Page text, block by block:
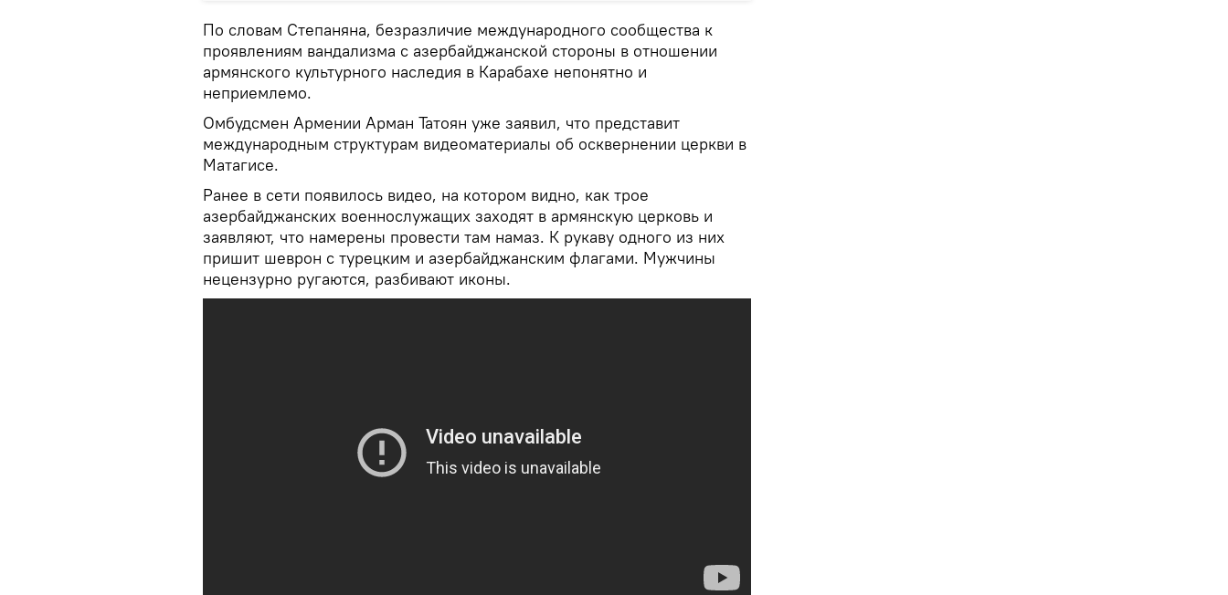
По словам Степаняна, безразличие международного сообщества к
проявлениям вандализма с азербайджанской стороны в отношении
армянского культурного наследия в Карабахе непонятно и
неприемлемо.
Омбудсмен Армении Арман Татоян уже заявил, что представит
международным структурам видеоматериалы об осквернении церкви в
Матагисе.
Ранее в сети появилось видео, на котором видно, как трое
азербайджанских военнослужащих заходят в армянскую церковь и
заявляют, что намерены провести там намаз. К рукаву одного из них
пришит шеврон с турецким и азербайджанским флагами. Мужчины
нецензурно ругаются, разбивают иконы.